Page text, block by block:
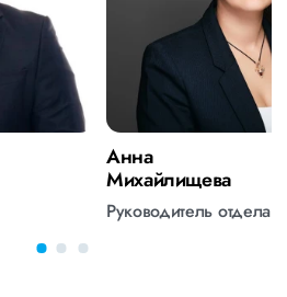
Анна
Михайлищева
Руководитель отдела